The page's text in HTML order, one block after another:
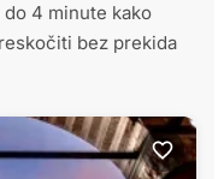
4 minute kako
bez prekida